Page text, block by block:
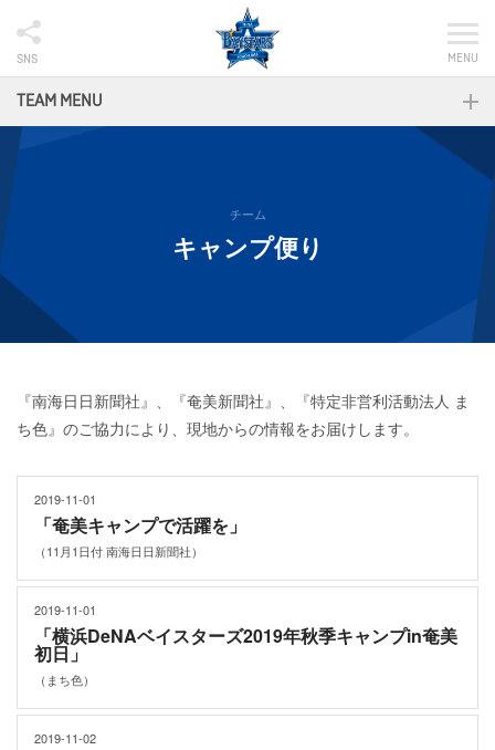
SNS MENU
TEAM MENU
チーム
キャンプ便り
『南海日日新聞社』、『奄美新聞社』、『特定非営利活動法人 ま
ち色』のご協力により、現地からの情報をお届けします。
2019-11-01
「奄美キャンプで活躍を」
（11月1日付 南海日日新聞社）
2019-11-01
「横浜DeNAベイスターズ2019年秋季キャンプin奄美
初日」
（まち色）
2019-11-02